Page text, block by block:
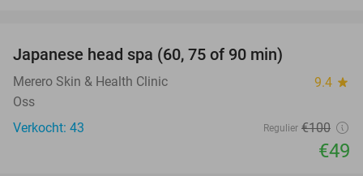
Japanese head spa (60, 75 of 90 min)
Merero Skin & Health Clinic 9.4 star
Oss
Verkocht: 43
Regulier €100
€49